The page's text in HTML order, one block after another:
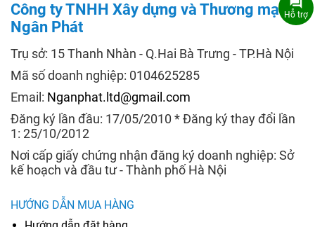
Công ty TNHH Xây dựng và Thương mại
Ngân Phát
Trụ sở: 15 Thanh Nhàn - Q.Hai Bà Trưng - TP.Hà Nội
Mã số doanh nghiệp: 0104625285
Email: Nganphat.ltd@gmail.com
Đăng ký lần đầu: 17/05/2010 * Đăng ký thay đổi lần
1: 25/10/2012
Nơi cấp giấy chứng nhận đăng ký doanh nghiệp: Sở
kế hoạch và đầu tư - Thành phố Hà Nội
HƯỚNG DẪN MUA HÀNG
Hỗ trợ